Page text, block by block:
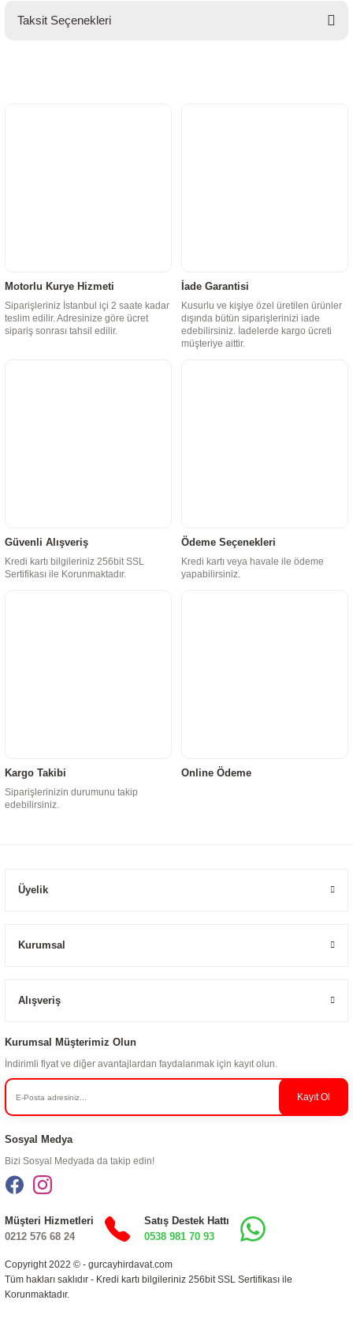
Taksit Seçenekleri
Motorlu Kurye Hizmeti
Siparişleriniz İstanbul içi 2 saate kadar
teslim edilir. Adresinize göre ücret
sipariş sonrası tahsil edilir.
İade Garantisi
Kusurlu ve kişiye özel üretilen ürünler
dışında bütün siparişlerinizi iade
edebilirsiniz. İadelerde kargo ücreti
müşteriye aittir.
Güvenli Alışveriş
Kredi kartı bilgileriniz 256bit SSL
Sertifikası ile Korunmaktadır.
Ödeme Seçenekleri
Kredi kartı veya havale ile ödeme
yapabilirsiniz.
Kargo Takibi
Siparişlerinizin durumunu takip
edebilirsiniz.
Online Ödeme
Üyelik
Kurumsal
Alışveriş
Kurumsal Müşterimiz Olun
İndirimli fiyat ve diğer avantajlardan faydalanmak için kayıt olun.
Kayıt Ol
Sosyal Medya
Bizi Sosyal Medyada da takip edin!
Copyright 2022 © - gurcayhirdavat.com
Tüm hakları saklıdır - Kredi kartı bilgileriniz 256bit SSL Sertifikası ile
Korunmaktadır.
Müşteri Hizmetleri
0212 576 68 24
Satış Destek Hattı
0538 981 70 93